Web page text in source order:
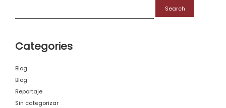
Categories
Blog
Blog
Reportaje
Sin categorizar